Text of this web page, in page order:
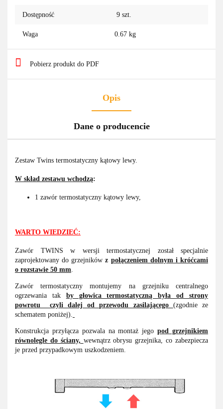
Dostępność 9 szt.
Waga 0.67 kg
Pobierz produkt do PDF
Opis
Dane o producencie
Zestaw Twins termostatyczny kątowy lewy.
W skład zestawu wchodzą:
1 zawór termostatyczny kątowy lewy,
WARTO WIEDZIEĆ:
Zawór TWINS w wersji termostatycznej został specjalnie
zaprojektowany do grzejnikówz połączeniem dolnym i króćcami
o rozstawie 50 mm.
Zawór termostatyczny montujemy na grzejniku centralnego
ogrzewania tak by głowica termostatyczną była od strony
powrotu czyli dalej od przewodu zasilającego (zgodnie ze
schematem poniżej).
Konstrukcja przyłącza pozwala na montaż jegopod grzejnikiem
równolegle do ściany, wewnątrz obrysu grzejnika, co zabezpiecza
je przed przypadkowym uszkodzeniem.